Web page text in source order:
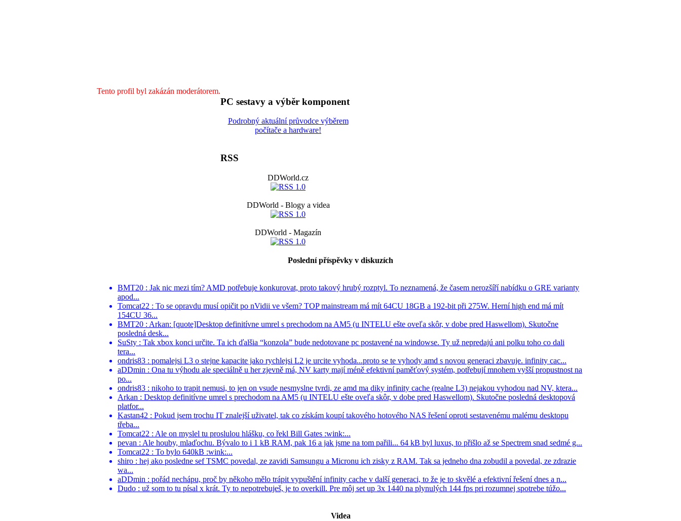
Tento profil byl zakázán moderátorem.
PC sestavy a výběr komponent
Podrobný aktuální průvodce výběrem
počítače a hardware!
RSS
DDWorld.cz
DDWorld - Blogy a videa
DDWorld - Magazín
Poslední příspěvky v diskuzích
BMT20 : Jak nic mezi tím? AMD potřebuje konkurovat, proto takový hrubý rozptyl. To neznamená, že časem nerozšíří nabídku o GRE varianty
apod...
Tomcat22 : To se opravdu musí opičit po nVidii ve všem? TOP mainstream má mít 64CU 18GB a 192-bit při 275W. Herní high end má mít
154CU 36...
BMT20 : Arkan: [quote]Desktop definitívne umrel s prechodom na AM5 (u INTELU ešte oveľa skôr, v dobe pred Haswellom). Skutočne
posledná desk...
SuSty : Tak xbox konci určite. Ta ich ďalšia “konzola” bude nedotovane pc postavené na windowse. Ty už nepredajú ani polku toho co dali
tera...
ondris83 : pomalejsi L3 o stejne kapacite jako rychlejsi L2 je urcite vyhoda...proto se te vyhody amd s novou generaci zbavuje. infinity cac...
aDDmin : Ona tu výhodu ale speciálně u her zjevně má, NV karty mají méně efektivní paměťový systém, potřebují mnohem vyšší propustnost na
po...
ondris83 : nikoho to trapit nemusi, to jen on vsude nesmyslne tvrdi, ze amd ma diky infinity cache (realne L3) nejakou vyhodou nad NV, ktera...
Arkan : Desktop definitívne umrel s prechodom na AM5 (u INTELU ešte oveľa skôr, v dobe pred Haswellom). Skutočne posledná desktopová
platfor...
Kastan42 : Pokud jsem trochu IT znalejší uživatel, tak co získám koupí takového hotového NAS řešení oproti sestavenému malému desktopu
třeba...
Tomcat22 : Ale on myslel tu proslulou hlášku, co řekl Bill Gates :wink:...
pevan : Ale houby, mlaďochu. Bývalo to i 1 kB RAM, pak 16 a jak jsme na tom pařili... 64 kB byl luxus, to přišlo až se Spectrem snad sedmé g...
Tomcat22 : To bylo 640kB :wink:...
shiro : hej ako posledne sef TSMC povedal, ze zavidi Samsungu a Micronu ich zisky z RAM. Tak sa jedneho dna zobudil a povedal, ze zdrazie
wa...
aDDmin : pořád nechápu, proč by někoho mělo trápit vypuštění infinity cache v další generaci, to že je to skvělé a efektivní řešení dnes a n...
Dudo : už som to tu písal x krát. Ty to nepotrebuješ, je to overkill. Pre môj set up 3x 1440 na plynulých 144 fps pri rozumnej spotrebe túžo...
Videa